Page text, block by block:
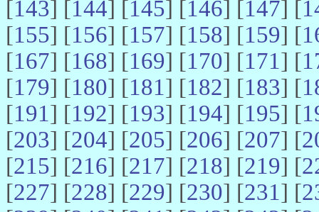
[143] [144] [145] [146] [147] [
[155] [156] [157] [158] [159] [
[167] [168] [169] [170] [171] [
[179] [180] [181] [182] [183] [
[191] [192] [193] [194] [195] [
[203] [204] [205] [206] [207] [
[215] [216] [217] [218] [219] [
[227] [228] [229] [230] [231] [